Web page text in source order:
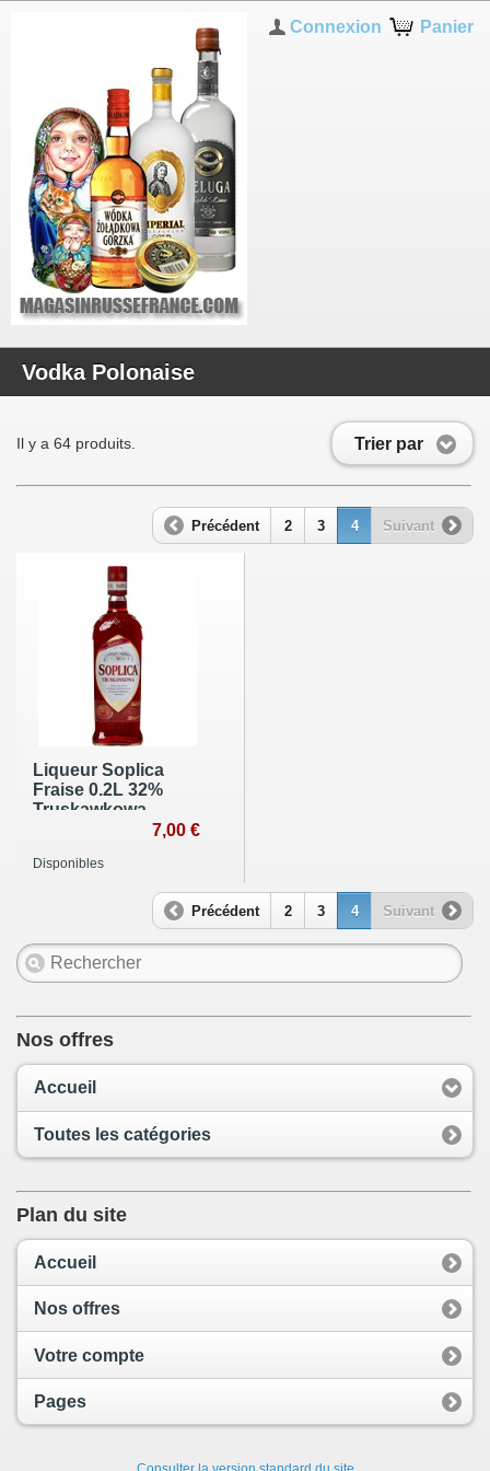
Panier
Connexion
Vodka Polonaise
Trier par
Il y a 64 produits.
Précédent 2 3 4 Suivant
Liqueur Soplica
Fraise 0.2L 32%
Truskawkowa
7,00 €
Disponibles
Précédent 2 3 4 Suivant
Nos offres
Accueil
Toutes les catégories
Plan du site
Accueil
Nos offres
Votre compte
Pages